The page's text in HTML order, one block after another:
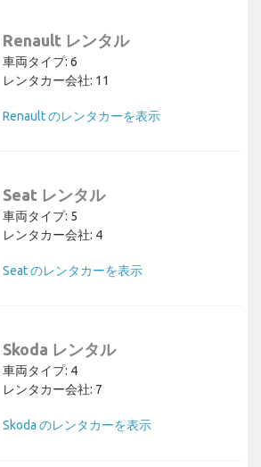
Renault レンタル
車両タイプ: 6
レンタカー会社: 11
Renault のレンタカーを表示
Seat レンタル
車両タイプ: 5
レンタカー会社: 4
Seat のレンタカーを表示
Skoda レンタル
車両タイプ: 4
レンタカー会社: 7
Skoda のレンタカーを表示